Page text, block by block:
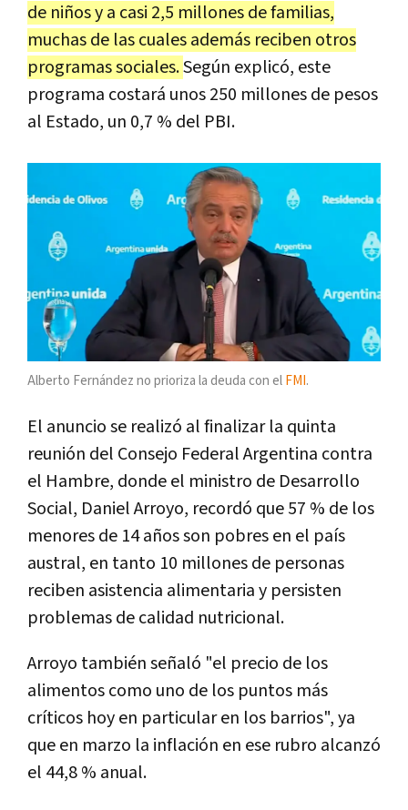
de niños y a casi 2,5 millones de familias,
muchas de las cuales además reciben otros
programas sociales.Según explicó, este
programa costará unos 250 millones de pesos
al Estado, un 0,7 % del PBI.
Alberto Fernández no prioriza la deuda con el FMI.
El anuncio se realizó al finalizar la quinta
reunión del Consejo Federal Argentina contra
el Hambre, donde el ministro de Desarrollo
Social, Daniel Arroyo, recordó que 57 % de los
menores de 14 años son pobres en el país
austral, en tanto 10 millones de personas
reciben asistencia alimentaria y persisten
problemas de calidad nutricional.
Arroyo también señaló "el precio de los
alimentos como uno de los puntos más
críticos hoy en particular en los barrios", ya
que en marzo la inflación en ese rubro alcanzó
el 44,8 % anual.